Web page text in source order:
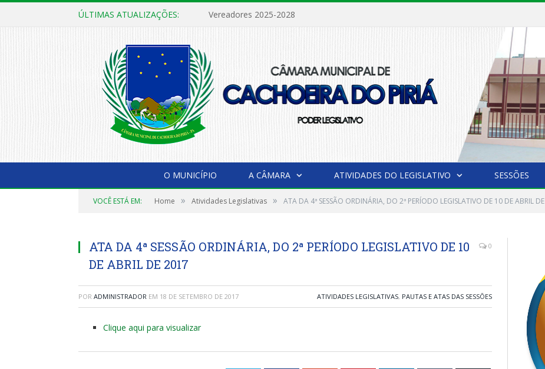
ÚLTIMAS ATUALIZAÇÕES: Vereadores 2025-2028
O MUNICÍPIO A CÂMARA ATIVIDADES DO LEGISLATIVO SESSÕES
VOCÊ ESTÁ EM: Home » Atividades Legislativas » ATA DA 4ª SESSÃO ORDINÁRIA, DO 2ª PERÍODO LEGISLATIVO DE 10 DE ABRIL
ATA DA 4ª SESSÃO ORDINÁRIA, DO 2ª PERÍODO LEGISLATIVO DE 10
DE ABRIL DE 2017
0
POR ADMINISTRADOR EM 18 DE SETEMBRO DE 2017 ATIVIDADES LEGISLATIVAS, PAUTAS E ATAS DAS SESSÕES
Clique aqui para visualizar